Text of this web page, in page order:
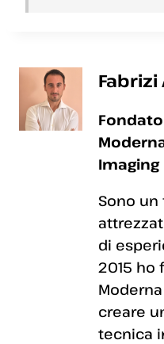
Fabrizi
Imaging
Sono
di
2015 ho
creare
tecnica